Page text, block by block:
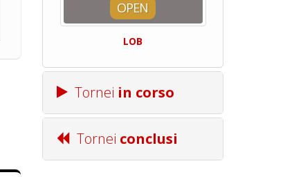
OPEN
LOB
Tornei in corso
Tornei conclusi